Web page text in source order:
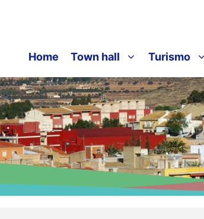
Home Town hall Turismo